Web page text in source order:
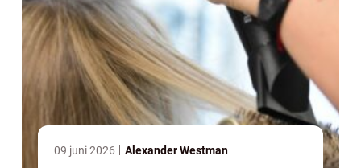
09 juni 2026 Alexander Westman